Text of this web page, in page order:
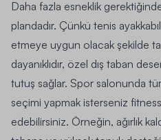
Daha fazla esneklik
plandadır. Çünkü tenis
etmeye uygun olacak şekilde
dayanıklıdır, özel dış taban
tutuş sağlar. Spor salonunda
seçimi yapmak isterseniz
edebilirsiniz. Örneğin, ağırlık